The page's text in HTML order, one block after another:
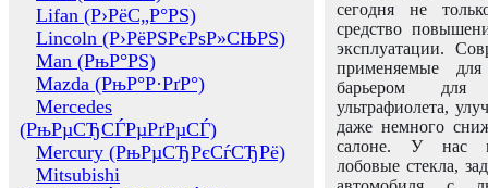
Lifan (Р›РёС„Р°РЅ)
Lincoln (Р›РёРЅРєРѕР»СЊРЅ)
Man (РњР°РЅ)
Mazda (РњР°Р·РґР°)
Mercedes
(РњРµСЂСЃРµРґРµСЃ)
Mercury (РњРµСЂРєСѓСЂРё)
Mitsubishi
сегодня не
средство
эксплуатации.
применяемые
барьером для
ультрафиолета,
даже немного
салоне. У нас
лобовые стекла,